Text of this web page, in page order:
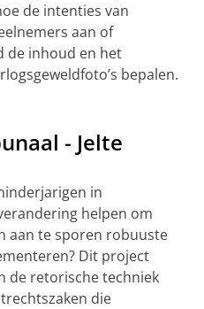
de intenties van
aan of
de inhoud en het
bepalen.
- Jelte
in
helpen om
aan te sporen robuuste
Dit project
de retorische techniek
die